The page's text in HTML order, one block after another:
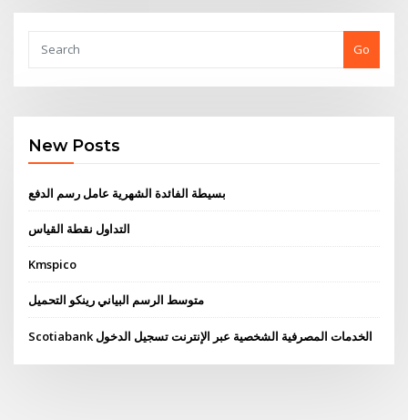
Go
New Posts
بسيطة الفائدة الشهرية عامل رسم الدفع
التداول نقطة القياس
Kmspico
متوسط ​​الرسم البياني رينكو التحميل
Scotiabank الخدمات المصرفية الشخصية عبر الإنترنت تسجيل الدخول